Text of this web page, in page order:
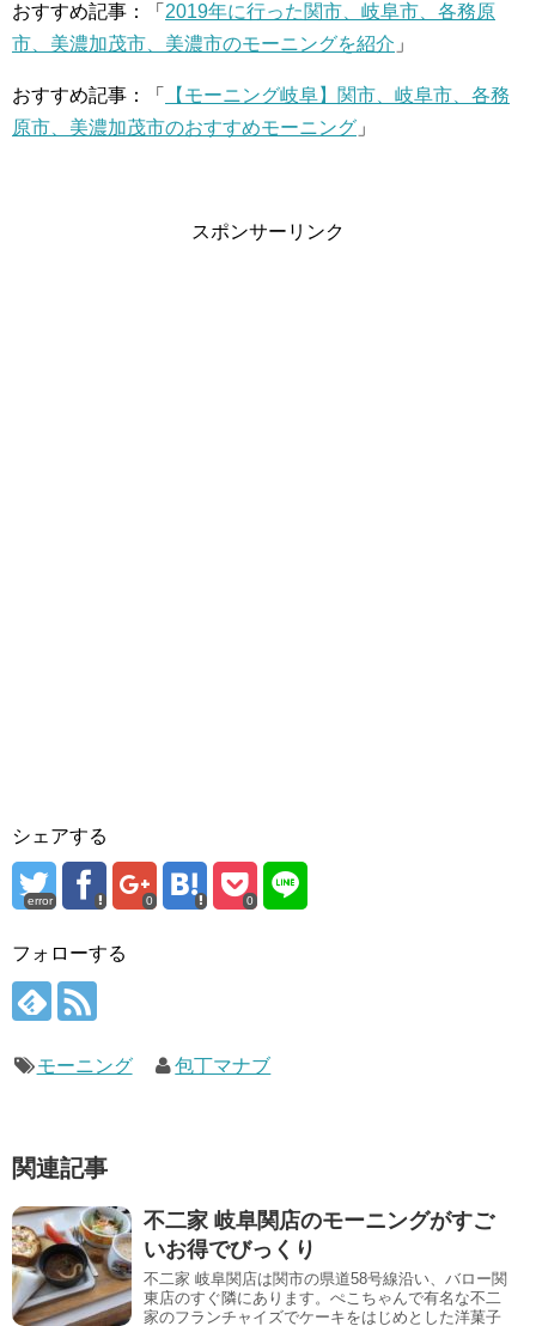
おすすめ記事：「 2019年に行った関市、岐阜市、各務原
市、美濃加茂市、美濃市のモーニングを紹介 」
おすすめ記事：「
【モーニング岐阜】関市、岐阜市、各務
原市、美濃加茂市のおすすめモーニング 」
スポンサーリンク
シェアする
error 0 0
フォローする
モーニング 包丁マナブ
関連記事
不二家 岐阜関店のモーニングがすご
いお得でびっくり
不二家 岐阜関店は関市の県道58号線沿い、バロー関
東店のすぐ隣にあります。ぺこちゃんで有名な不二
家のフランチャイズでケーキをはじめとした洋菓子